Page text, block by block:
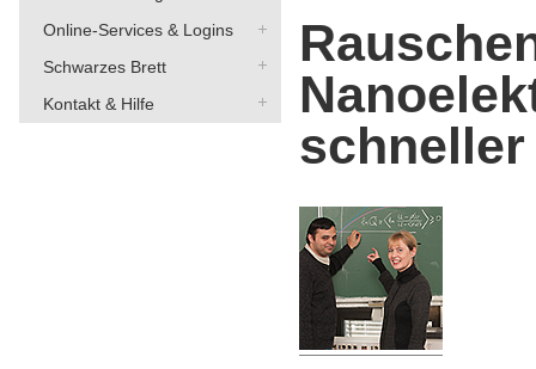
Online-Services & Logins
Schwarzes Brett
Kontakt & Hilfe
schneller